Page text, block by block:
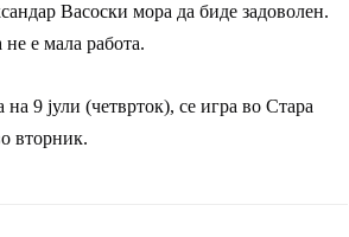
Васоски мора да биде задоволен.
не е мала работа.
9 јули (четврток), се игра во Стара
вторник.